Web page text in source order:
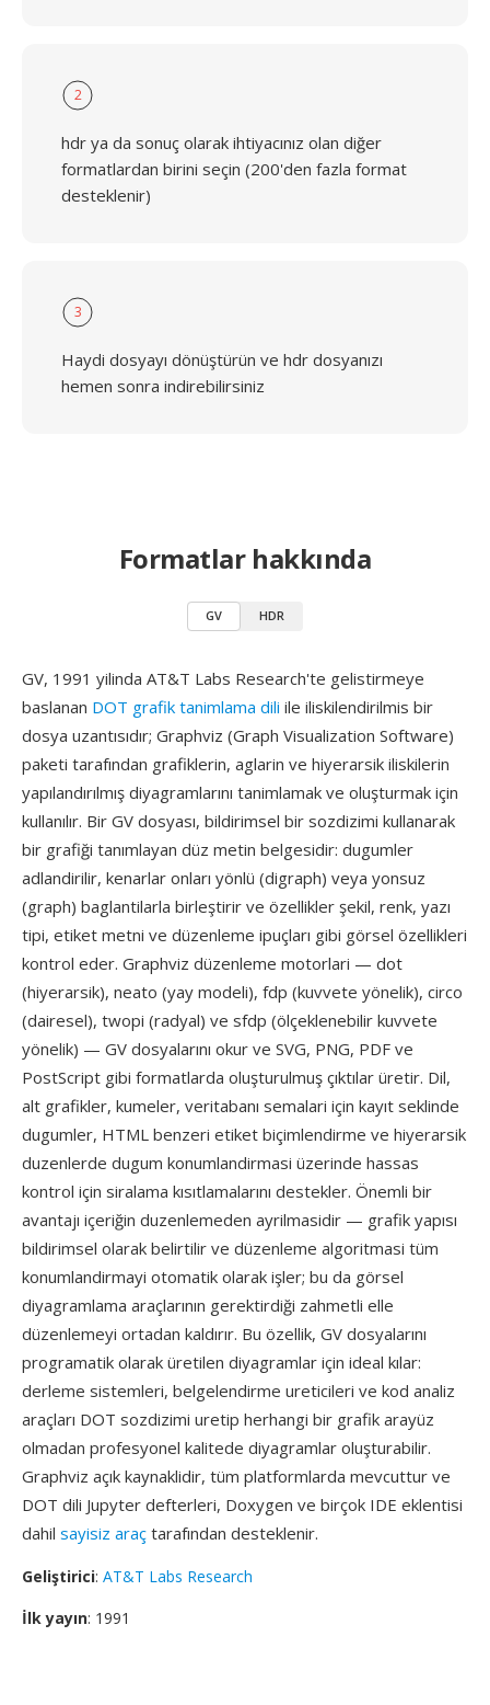
2
hdr ya da sonuç olarak ihtiyacınız olan diğer
formatlardan birini seçin (200'den fazla format
desteklenir)
3
Haydi dosyayı dönüştürün ve hdr dosyanızı
hemen sonra indirebilirsiniz
Formatlar hakkında
GV HDR
GV, 1991 yilinda AT&T Labs Research'te gelistirmeye
baslanan DOT grafik tanimlama dili ile iliskilendirilmis bir
dosya uzantısıdır; Graphviz (Graph Visualization Software)
paketi tarafından grafiklerin, aglarin ve hiyerarsik iliskilerin
yapılandırılmış diyagramlarını tanimlamak ve oluşturmak için
kullanılır. Bir GV dosyası, bildirimsel bir sozdizimi kullanarak
bir grafiği tanımlayan düz metin belgesidir: dugumler
adlandirilir, kenarlar onları yönlü (digraph) veya yonsuz
(graph) baglantilarla birleştirir ve özellikler şekil, renk, yazı
tipi, etiket metni ve düzenleme ipuçları gibi görsel özellikleri
kontrol eder. Graphviz düzenleme motorlari — dot
(hiyerarsik), neato (yay modeli), fdp (kuvvete yönelik), circo
(dairesel), twopi (radyal) ve sfdp (ölçeklenebilir kuvvete
yönelik) — GV dosyalarını okur ve SVG, PNG, PDF ve
PostScript gibi formatlarda oluşturulmuş çıktılar üretir. Dil,
alt grafikler, kumeler, veritabanı semalari için kayıt seklinde
dugumler, HTML benzeri etiket biçimlendirme ve hiyerarsik
duzenlerde dugum konumlandirmasi üzerinde hassas
kontrol için siralama kısıtlamalarını destekler. Önemli bir
avantajı içeriğin duzenlemeden ayrilmasidir — grafik yapısı
bildirimsel olarak belirtilir ve düzenleme algoritmasi tüm
konumlandirmayi otomatik olarak işler; bu da görsel
diyagramlama araçlarının gerektirdiği zahmetli elle
düzenlemeyi ortadan kaldırır. Bu özellik, GV dosyalarını
programatik olarak üretilen diyagramlar için ideal kılar:
derleme sistemleri, belgelendirme ureticileri ve kod analiz
araçları DOT sozdizimi uretip herhangi bir grafik arayüz
olmadan profesyonel kalitede diyagramlar oluşturabilir.
Graphviz açık kaynaklidir, tüm platformlarda mevcuttur ve
DOT dili Jupyter defterleri, Doxygen ve birçok IDE eklentisi
dahil sayisiz araç tarafından desteklenir.
Geliştirici: AT&T Labs Research
İlk yayın: 1991